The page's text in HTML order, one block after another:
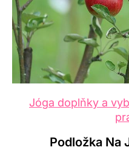
Jóga pro zdraví a
Jóga A